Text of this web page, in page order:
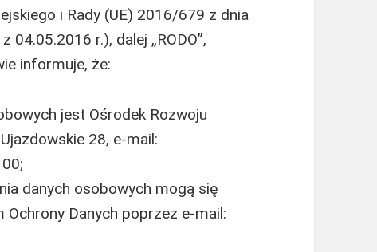
i Rady (UE) 2016/679 z dnia
04.05.2016 r.), dalej „RODO”,
informuje, że:
jest Ośrodek Rozwoju
28, e-mail:
danych osobowych mogą się
Danych poprzez e-mail: